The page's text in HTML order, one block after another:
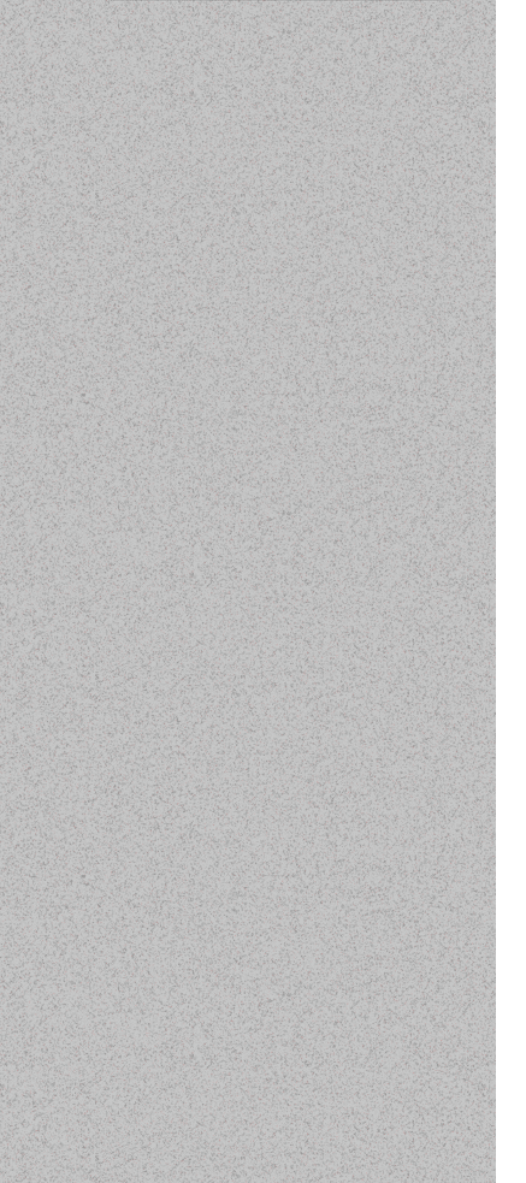
amorico（アモリコ）
I love Aprons（アラブエプロンズ）
Flirty Aprons（フラーティーエプロンズ）
Heavenly Hostess（ヘブンリーホステ
ス）
Sugar baby aprons（シュガーベイビー）
Tarantinalovers（タランティーナ ラバーズ）